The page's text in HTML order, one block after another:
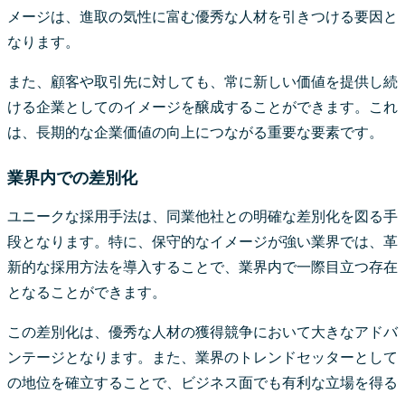
メージは、進取の気性に富む優秀な人材を引きつける要因と
なります。
また、顧客や取引先に対しても、常に新しい価値を提供し続
ける企業としてのイメージを醸成することができます。これ
は、長期的な企業価値の向上につながる重要な要素です。
業界内での差別化
ユニークな採用手法は、同業他社との明確な差別化を図る手
段となります。特に、保守的なイメージが強い業界では、革
新的な採用方法を導入することで、業界内で一際目立つ存在
となることができます。
この差別化は、優秀な人材の獲得競争において大きなアドバ
ンテージとなります。また、業界のトレンドセッターとして
の地位を確立することで、ビジネス面でも有利な立場を得る